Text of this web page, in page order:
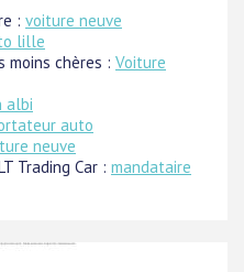
: voiture neuve
lille
moins chères : Voiture
albi
auto
neuve
Trading Car : mandataire